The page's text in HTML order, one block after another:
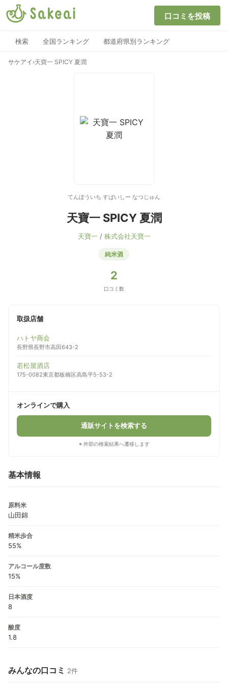
口コミを投稿
検索 全国ランキング 都道府県別ランキング
サケアイ ›天寶一 SPICY 夏潤
てんぽういち すぱいしー なつじゅん
天寶一 SPICY 夏潤
天寶一 / 株式会社天寶一
純米酒
2
口コミ数
取扱店舗
ハトヤ商会
長野県長野市高田643-2
若松屋酒店
175-0082東京都板橋区高島平5-53-2
オンラインで購入
通販サイトを検索する
※ 外部の検索結果へ遷移します
基本情報
原料米
山田錦
精米歩合
55%
アルコール度数
15%
日本酒度
8
酸度
1.8
みんなの口コミ 2件